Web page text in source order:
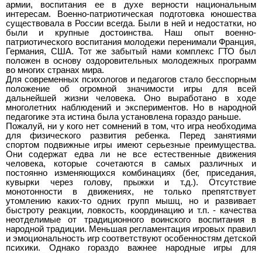
армии, воспитания ее в духе верности национальным
интересам. Военно-патриотическая подготовка юношества
существовала в России всегда. Были в ней и недостатки, но
были и крупные достоинства. Наш опыт военно-
патриотического воспитания молодежи перенимали Франция,
Германия, США. Тот же забытый нами комплекс ГТО был
положен в основу оздоровительных молодежных программ
во многих странах мира.
Для современных психологов и педагогов стало бесспорным
положение об огромной значимости игры для всей
дальнейшей жизни человека. Оно выработано в ходе
многолетних наблюдений и экспериментов. Но в народной
педагогике эта истина была установлена гораздо раньше.
Пожалуй, ни у кого нет сомнений в том, что игра необходима
для физического развития ребенка. Перед занятиями
спортом подвижные игры имеют серьезные преимущества.
Они содержат едва ли не все естественные движения
человека, которые сочетаются в самых различных и
постоянно изменяющихся комбинациях (бег, приседания,
кувырки через голову, прыжки и т.д.). Отсутствие
монотонности в движениях, не только препятствует
утомлению каких-то одних групп мышц, но и развивает
быстроту реакции, ловкость, координацию и т.п. - качества
неотделимые от традиционного воинского воспитания в
народной традиции. Меньшая регламентация игровых правил
и эмоциональность игр соответствуют особенностям детской
психики. Однако гораздо важнее народные игры для